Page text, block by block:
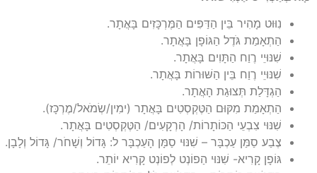
נִוּוּט מָהִיר בֵּין הַדַּפִּים הַמֶּרְכָּזִים בָּאֲתָר.
הַתְאָמַת גֹּדֶל הַגּוֹפָן בָּאֲתָר.
שִׁנּוּיֵי רֶוַח הַתָּוִים בָּאֲתָר.
שִׁנּוּיֵי רֶוַח בֵּין הַשּׁוּרוֹת בָּאֲתָר.
הַגְדָּלַת תְּצוּגַת הָאֲתָר.
הַתְאָמַת מִקּוּם הַטֶּקְסְטִים בָּאֲתָר (ימִין/שְׂמֹאל/מֶרְכָּז).
שִׁנּוּי צִבְעֵי הַכּוֹתָרוֹת/ הָרְקָעִים/ הַטֶּקְסְטִים בָּאֲתָר.
צֶבַע סַמַּן עַכְבָּר – שִׁנּוּי סַמָּן הָעַכְבָּר ל: גָּדוֹל וְשָׁחֹר/ גָּדוֹל וְלָבָן.
גּוֹפָן קָרִיא- שִׁנּוּי הַפוֹנְט לְפוֹנְט קָרִיא יוֹתֵר.